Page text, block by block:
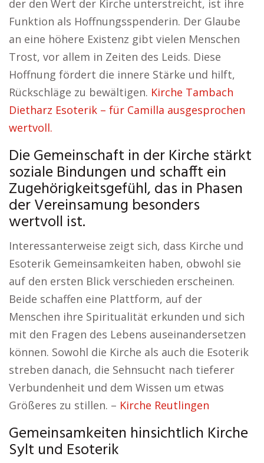
der den Wert der Kirche unterstreicht, ist ihre
Funktion als Hoffnungsspenderin. Der Glaube
an eine höhere Existenz gibt vielen Menschen
Trost, vor allem in Zeiten des Leids. Diese
Hoffnung fördert die innere Stärke und hilft,
Rückschläge zu bewältigen. Kirche Tambach
Dietharz Esoterik – für Camilla ausgesprochen
wertvoll.
Die Gemeinschaft in der Kirche stärkt
soziale Bindungen und schafft ein
Zugehörigkeitsgefühl, das in Phasen
der Vereinsamung besonders
wertvoll ist.
Interessanterweise zeigt sich, dass Kirche und
Esoterik Gemeinsamkeiten haben, obwohl sie
auf den ersten Blick verschieden erscheinen.
Beide schaffen eine Plattform, auf der
Menschen ihre Spiritualität erkunden und sich
mit den Fragen des Lebens auseinandersetzen
können. Sowohl die Kirche als auch die Esoterik
streben danach, die Sehnsucht nach tieferer
Verbundenheit und dem Wissen um etwas
Größeres zu stillen. – Kirche Reutlingen
Gemeinsamkeiten hinsichtlich Kirche
Sylt und Esoterik